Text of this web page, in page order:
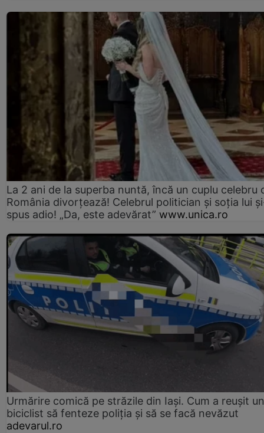
La 2 ani de la superba nuntă, încă un cuplu celebru
România divorțează! Celebrul politician și soția lui
spus adio! „Da, este adevărat” www.unica.ro
Urmărire comică pe străzile din Iași. Cum a reușit un
biciclist să fenteze poliția și să se facă nevăzut
adevarul.ro